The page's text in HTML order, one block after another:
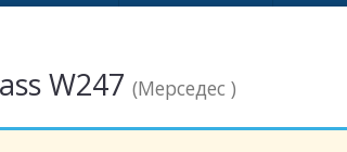
W247 (Мерседес )